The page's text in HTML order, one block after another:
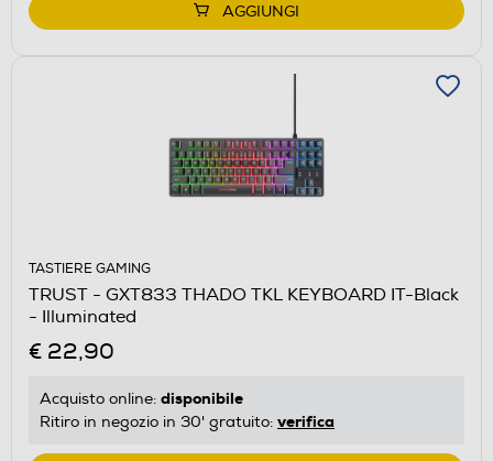
AGGIUNGI
TASTIERE GAMING
TRUST - GXT833 THADO TKL KEYBOARD IT-Black
- Illuminated
€ 22,90
Acquisto online: disponibile
Ritiro in negozio in 30' gratuito: verifica